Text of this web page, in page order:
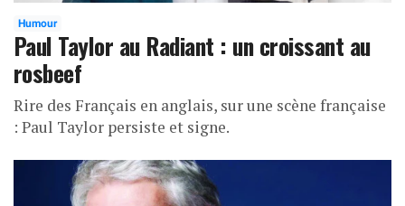
Humour
Paul Taylor au Radiant : un croissant au
rosbeef
Rire des Français en anglais, sur une scène française
: Paul Taylor persiste et signe.